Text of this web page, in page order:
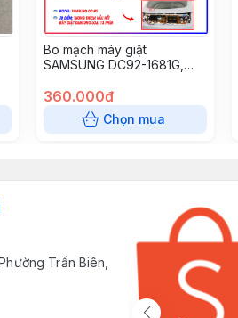
Bo mạch máy giặt
SAMSUNG DC92-1681G,
01449K, 01681A, 01681A,
01681F, 01764D, 01764E
đèn lệch 13 phím, DC41
360.000đ
Chọn mua
Trấn Biên,